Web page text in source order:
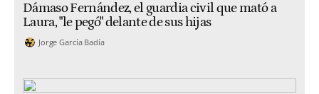
Dámaso Fernández, el guardia civil que mató a
Laura, "le pegó" delante de sus hijas
Jorge García Badía